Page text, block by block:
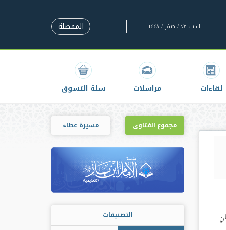
السبت ٢٣ / صفر / ١٤٤٨ المفضلة
لقاءات مراسلات سلة التسوق
مجموع الفتاوى مسيرة عطاء
التصنيفات